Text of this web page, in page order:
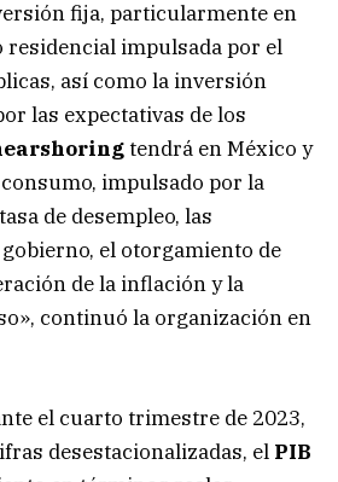
fija, particularmente en
impulsada por el
así como la inversión
las expectativas de los
tendrá en México y
impulsado por la
de desempleo, las
el otorgamiento de
de la inflación y la
continuó la organización en
el cuarto trimestre de 2023,
desestacionalizadas, el PIB